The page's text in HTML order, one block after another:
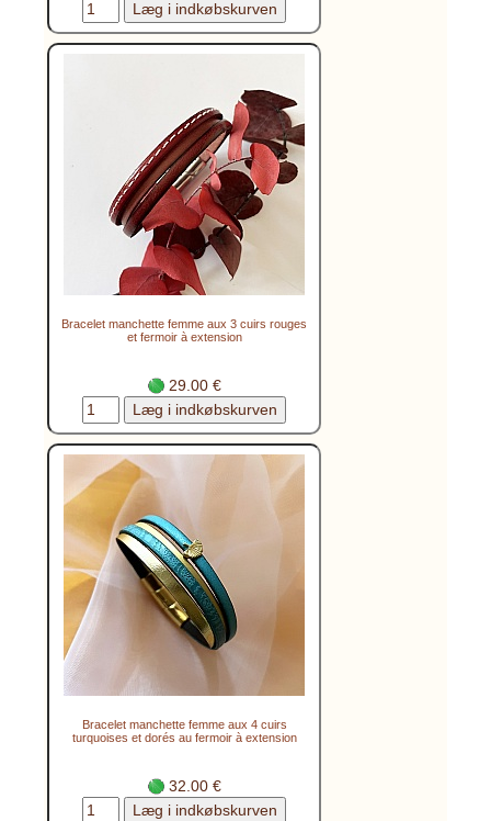
Bracelet manchette femme aux 3 cuirs rouges
et fermoir à extension
29.00 €
Bracelet manchette femme aux 4 cuirs
turquoises et dorés au fermoir à extension
32.00 €